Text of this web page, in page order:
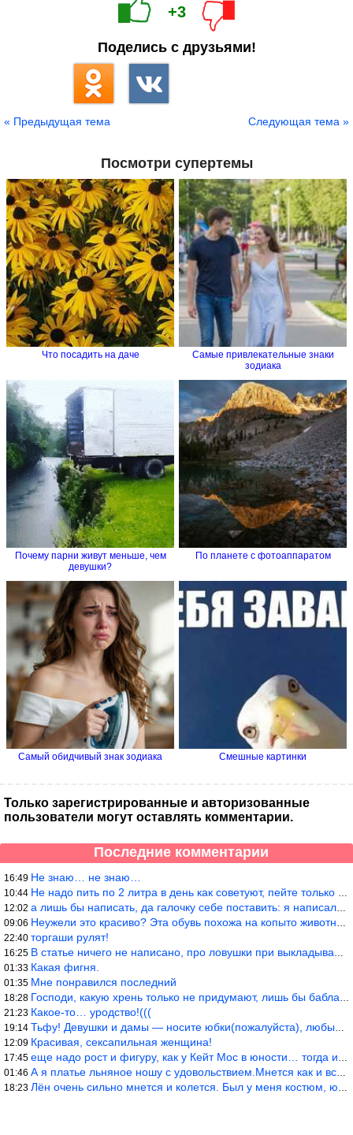
+3
Поделись с друзьями!
« Предыдущая тема Следующая тема »
Посмотри супертемы
Что посадить на даче
Самые привлекательные знаки
зодиака
Почему парни живут меньше, чем
девушки?
По планете с фотоаппаратом
Самый обидчивый знак зодиака Смешные картинки
Только зарегистрированные и авторизованные
пользователи могут оставлять комментарии.
Последние комментарии
16:49 Не знаю… не знаю…
10:44 Не надо пить по 2 литра в день как советуют, пейте только когда
12:02 а лишь бы написать, да галочку себе поставить: я написала статью
09:06 Неужели это красиво? Эта обувь похожа на копыто животного, не хв
22:40 торгаши рулят!
16:25 В статье ничего не написано, про ловушки при выкладывании товара
01:33 Какая фигня.
01:35 Мне понравился последний
18:28 Господи, какую хрень только не придумают, лишь бы бабла срубить!
21:23 Какое-то… уродство!(((
19:14 Тьфу! Девушки и дамы — носите юбки(пожалуйста), любые штаны на ж
12:09 Красивая, сексапильная женщина!
17:45 еще надо рост и фигуру, как у Кейт Мос в юности… тогда и стиль т
01:46 А я платье льняное ношу с удовольствием.Мнется как и все. Но это
18:23 Лён очень сильно мнется и колется. Был у меня костюм, юбка и жак